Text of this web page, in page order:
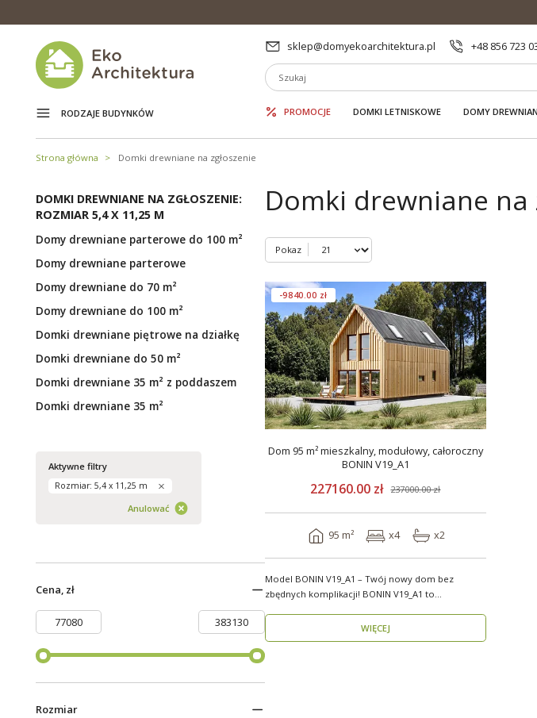
sklep@domyekoarchitektura.pl +48 856 723
RODZAJE BUDYNKÓW PROMOCJE DOMKI LETNISKOWE DOMY
Strona główna Domki drewniane na zgłoszenie
DOMKI DREWNIANE NA ZGŁOSZENIE:
ROZMIAR 5,4 X 11,25 M
Domy drewniane parterowe do 100 m²
Domy drewniane parterowe
Domy drewniane do 70 m²
Domy drewniane do 100 m²
Domki drewniane piętrowe na działkę
Domki drewniane do 50 m²
Domki drewniane 35 m² z poddaszem
Domki drewniane 35 m²
Aktywne filtry
Rozmiar: 5,4 x 11,25 m
Anulować
Cena, zł
Rozmiar
Domki drewniane na
Pokaz
-9840.00 zł
Dom 95 m² mieszkalny, modułowy, całoroczny
BONIN V19_A1
227160.00 zł 237000.00 zł
95 m² x4 x2
Model BONIN V19_A1 – Twój nowy dom bez
zbędnych komplikacji! BONIN V19_A1 to
WIĘCEJ